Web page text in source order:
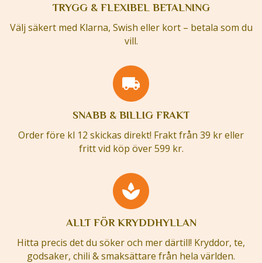
TRYGG & FLEXIBEL BETALNING
Välj säkert med Klarna, Swish eller kort – betala som du
vill.
SNABB & BILLIG FRAKT
Order före kl 12 skickas direkt! Frakt från 39 kr eller
fritt vid köp över 599 kr.
ALLT FÖR KRYDDHYLLAN
Hitta precis det du söker och mer därtill! Kryddor, te,
godsaker, chili & smaksättare från hela världen.